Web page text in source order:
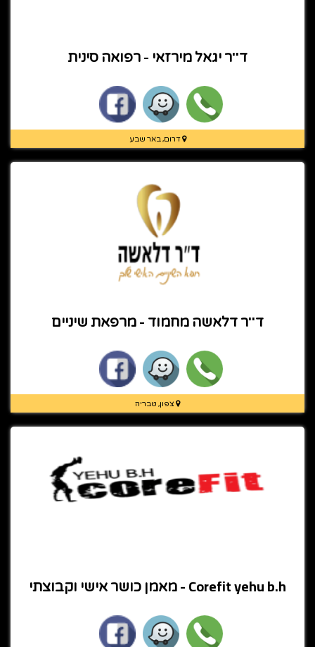
ד''ר יגאל מירזאי - רפואה סינית
דרום, באר שבע
ד''ר דלאשה מחמוד - מרפאת שיניים
צפון, טבריה
Corefit yehu b.h - מאמן כושר אישי וקבוצתי